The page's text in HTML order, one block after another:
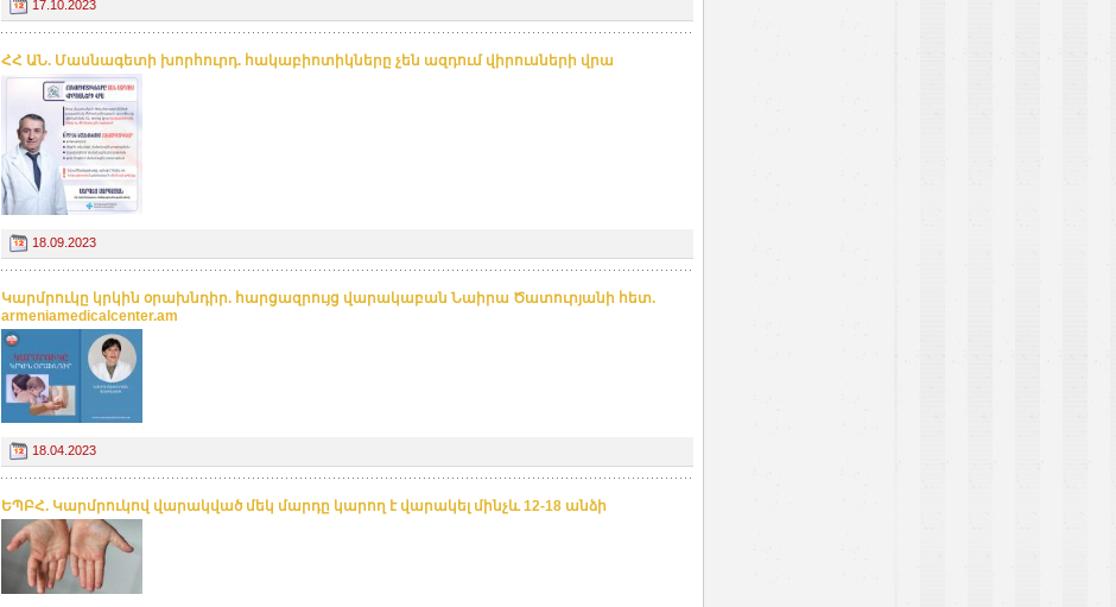
17.10.2023
ՀՀ ԱՆ. Մասնագետի խորհուրդ. հակաբիոտիկները չեն ազդում վիրուսների վրա
18.09.2023
Կարմրուկը կրկին օրախնդիր. հարցազրույց վարակաբան Նաիրա Ծատուրյանի հետ.
armeniamedicalcenter.am
18.04.2023
ԵՊԲՀ. Կարմրուկով վարակված մեկ մարդը կարող է վարակել մինչև 12-18 անձի